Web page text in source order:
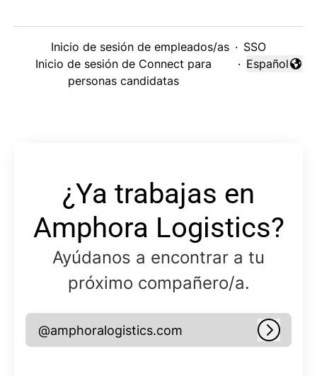
Inicio de sesión de empleados/as · SSO
Inicio de sesión de Connect para
personas candidatas
·
Cambiar
Español
¿Ya trabajas en
Amphora Logistics?
Ayúdanos a encontrar a tu
próximo compañero/a.
@amphoralogistics.com Iniciar